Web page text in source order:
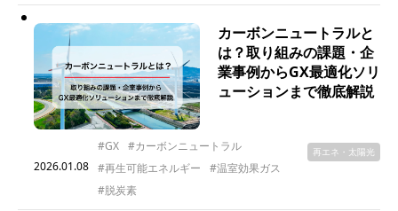
カーボンニュートラルと
は？取り組みの課題・企
業事例からGX最適化ソリ
ューションまで徹底解説
2026.01.08
#GX
#カーボンニュートラル
#再生可能エネルギー
#温室効果ガス
#脱炭素
再エネ・太陽光